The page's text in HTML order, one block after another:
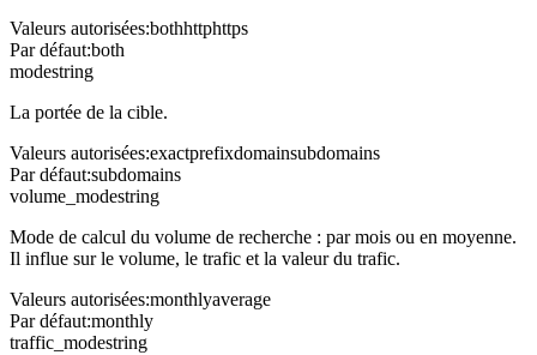
Valeurs autorisées:bothhttphttps
Par défaut:both
modestring
La portée de la cible.
Valeurs autorisées:exactprefixdomainsubdomains
Par défaut:subdomains
volume_modestring
Mode de calcul du volume de recherche : par mois ou en moyenne.
Il influe sur le volume, le trafic et la valeur du trafic.
Valeurs autorisées:monthlyaverage
Par défaut:monthly
traffic_modestring